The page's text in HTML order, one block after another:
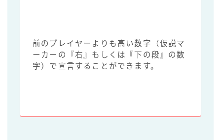
前のプレイヤーよりも高い数字（仮説マ
ーカーの『右』もしくは『下の段』の数
字）で宣言することができます。